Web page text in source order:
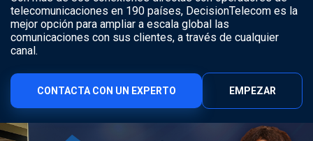
telecomunicaciones en 190 países, DecisionTelecom es la
mejor opción para ampliar a escala global las
comunicaciones con sus clientes, a través de cualquier
canal.
CONTACTA CON UN EXPERTO EMPEZAR